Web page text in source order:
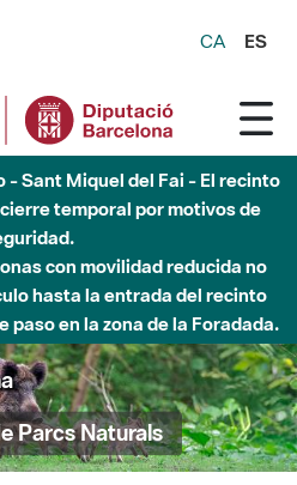
CA ES
2026 - Parque Fluvial Besós -
Parque Fluvial del Besòs debido
de una pasarela sobre el río
Parcs Naturals